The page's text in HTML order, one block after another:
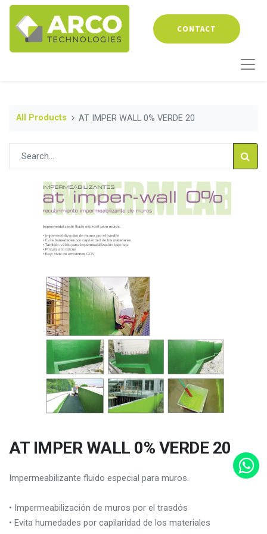
CONTACT
All Products AT IMPER WALL 0% VERDE 20
AT IMPER WALL 0% VERDE 20
Impermeabilizante fluido especial para muros.
• Impermeabilización de muros por el trasdós
• Evita humedades por capilaridad de los materiales